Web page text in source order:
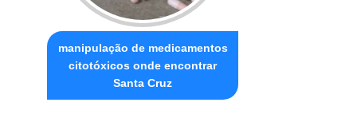
manipulação de medicamentos
citotóxicos onde encontrar
Santa Cruz